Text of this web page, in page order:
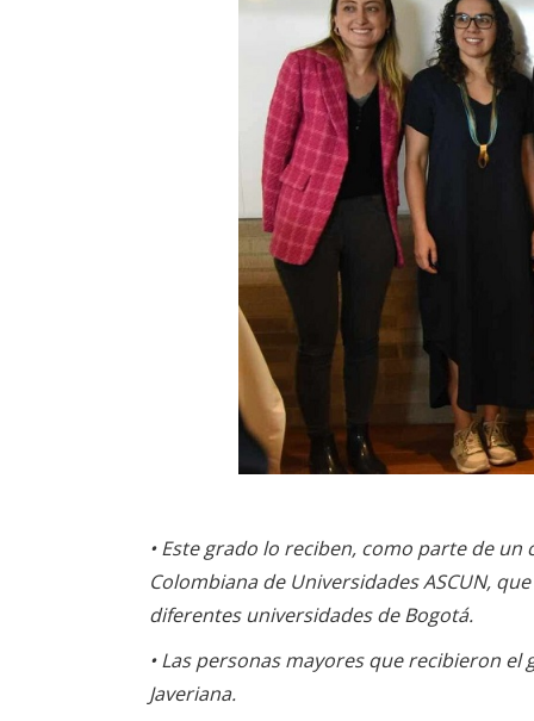
• Este grado lo reciben, como parte de
Colombiana de Universidades ASCUN,
diferentes universidades de Bogotá.
• Las personas mayores que recibieron
Javeriana.